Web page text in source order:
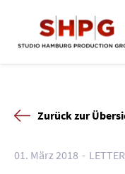
Zurück zur
01. März 2018